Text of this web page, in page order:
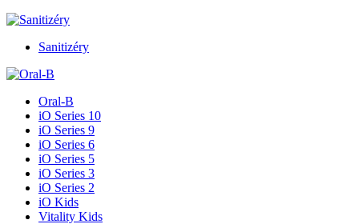
Sanitizéry
Oral-B
iO Series 10
iO Series 9
iO Series 6
iO Series 5
iO Series 3
iO Series 2
iO Kids
Vitality Kids